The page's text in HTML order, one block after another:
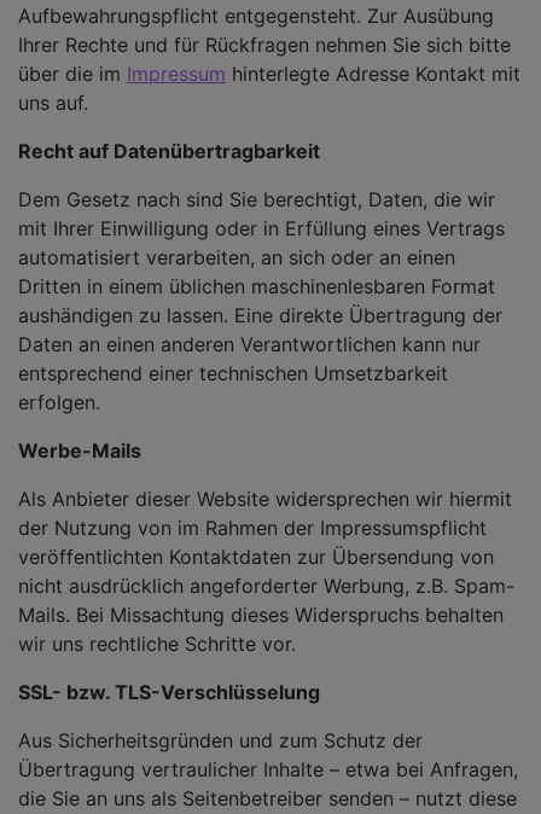
Aufbewahrungspflicht entgegensteht. Zur Ausübung
Ihrer Rechte und für Rückfragen nehmen Sie sich bitte
über die im Impressum hinterlegte Adresse Kontakt mit
uns auf.
Recht auf Datenübertragbarkeit
Dem Gesetz nach sind Sie berechtigt, Daten, die wir
mit Ihrer Einwilligung oder in Erfüllung eines Vertrags
automatisiert verarbeiten, an sich oder an einen
Dritten in einem üblichen maschinenlesbaren Format
aushändigen zu lassen. Eine direkte Übertragung der
Daten an einen anderen Verantwortlichen kann nur
entsprechend einer technischen Umsetzbarkeit
erfolgen.
Werbe-Mails
Als Anbieter dieser Website widersprechen wir hiermit
der Nutzung von im Rahmen der Impressumspflicht
veröffentlichten Kontaktdaten zur Übersendung von
nicht ausdrücklich angeforderter Werbung, z.B. Spam-
Mails. Bei Missachtung dieses Widerspruchs behalten
wir uns rechtliche Schritte vor.
SSL- bzw. TLS-Verschlüsselung
Aus Sicherheitsgründen und zum Schutz der
Übertragung vertraulicher Inhalte – etwa bei Anfragen,
die Sie an uns als Seitenbetreiber senden – nutzt diese